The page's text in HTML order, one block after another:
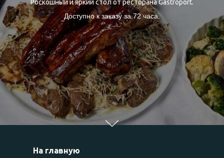
Роскошный и яркий стол от ресторана Gastroport.
Доступно к заказу за 72 часа.
На главную